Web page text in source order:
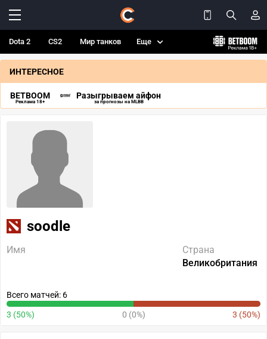
Dota 2 CS2 Мир танков Еще
ИНТЕРЕСНОЕ
BETBOOM
Реклама 18+
Разыгрываем айфон
за прогнозы на MLBB
soodle
Имя
Страна
Великобритания
Всего матчей: 6
3 (50%) 0 (0%) 3 (50%)